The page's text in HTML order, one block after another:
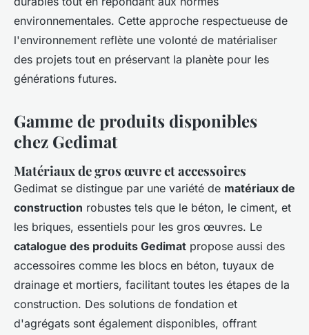
environnementales. Cette approche respectueuse de
l'environnement reflète une volonté de matérialiser
des projets tout en préservant la planète pour les
générations futures.
Gamme de produits disponibles
chez Gedimat
Matériaux de gros œuvre et accessoires
Gedimat se distingue par une variété de matériaux de
construction robustes tels que le béton, le ciment, et
les briques, essentiels pour les gros œuvres. Le
catalogue des produits Gedimat propose aussi des
accessoires comme les blocs en béton, tuyaux de
drainage et mortiers, facilitant toutes les étapes de la
construction. Des solutions de fondation et
d'agrégats sont également disponibles, offrant